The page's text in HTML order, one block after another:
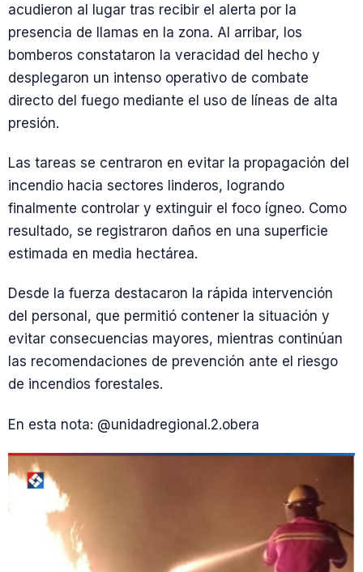
acudieron al lugar tras recibir el alerta por la
presencia de llamas en la zona. Al arribar, los
bomberos constataron la veracidad del hecho y
desplegaron un intenso operativo de combate
directo del fuego mediante el uso de líneas de alta
presión.
Las tareas se centraron en evitar la propagación del
incendio hacia sectores linderos, logrando
finalmente controlar y extinguir el foco ígneo. Como
resultado, se registraron daños en una superficie
estimada en media hectárea.
Desde la fuerza destacaron la rápida intervención
del personal, que permitió contener la situación y
evitar consecuencias mayores, mientras continúan
las recomendaciones de prevención ante el riesgo
de incendios forestales.
En esta nota: @unidadregional.2.obera